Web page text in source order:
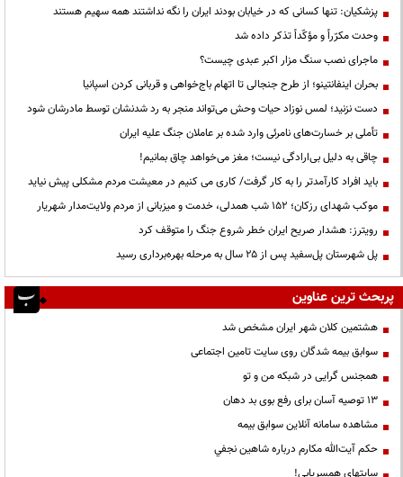
پزشکیان: تنها کسانی که در خیابان بودند ایران را نگه نداشتند همه سهیم هستند
وحدت مکرّراً و مؤکّداً تذکر داده شد
ماجرای نصب سنگ مزار اکبر عبدی چیست؟
بحران اینفانتینو؛ از طرح جنجالی تا اتهام باج‌خواهی و قربانی کردن اسپانیا
دست نزنید؛ لمس نوزاد حیات وحش می‌تواند منجر به رد شدنشان توسط مادرشان شود
تأملی بر خسارت‌های نامرئی وارد شده بر عاملان جنگ علیه ایران
چاقی به دلیل بی‌ارادگی نیست؛ مغز می‌خواهد چاق بمانیم!
باید افراد کارآمدتر را به کار گرفت/ کاری می کنیم در معیشت مردم مشکلی پیش نیاید
موکب شهدای رزکان؛ ۱۵۲ شب همدلی، خدمت و میزبانی از مردم ولایت‌مدار شهریار
رویترز: هشدار صریح ایران خطر شروع جنگ را متوقف کرد
پل شهرستان پل‌سفید پس از ۲۵ سال به مرحله بهره‌برداری رسید
پربحث ترین عناوین
هشتمین کلان شهر ایران مشخص شد
سوابق بیمه شدگان روی سایت تامین اجتماعی
همجنس گرایی در شبکه من و تو
13 توصیه آسان برای رفع بوی بد دهان
مشاهده سامانه آنلاين سوابق بیمه
حكم آيت‌الله مكارم درباره شاهين نجفي
سایتهای همسریابی!